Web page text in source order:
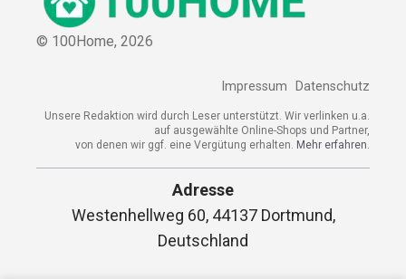
© 100Home, 2026
Impressum Datenschutz
Unsere Redaktion wird durch Leser unterstützt. Wir verlinken u.a.
auf ausgewählte Online-Shops und Partner,
von denen wir ggf. eine Vergütung erhalten. Mehr erfahren.
Adresse
Westenhellweg 60, 44137 Dortmund,
Deutschland